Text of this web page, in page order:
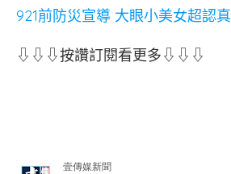
921前防災宣導 大眼小美女超認真
⇩⇩⇩按讚訂閱看更多⇩⇩⇩